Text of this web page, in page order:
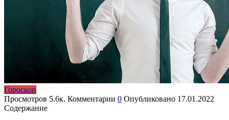
Гороскоп
Просмотров 5.6к. Комментарии 0 Опубликовано 17.01.2022
Содержание